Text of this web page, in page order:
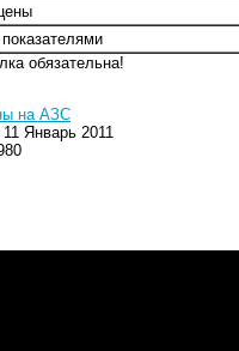
обязательна!
на АЗС
Январь 2011